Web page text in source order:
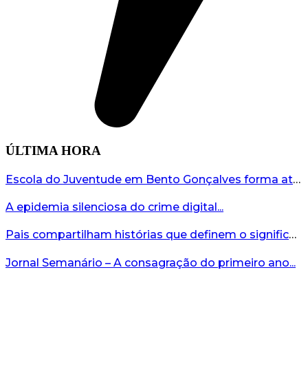
ÚLTIMA HORA
Escola do Juventude em Bento Gonçalves forma atletas da região...
A epidemia silenciosa do crime digital...
Pais compartilham histórias que definem o significado da missão...
Jornal Semanário – A consagração do primeiro ano...